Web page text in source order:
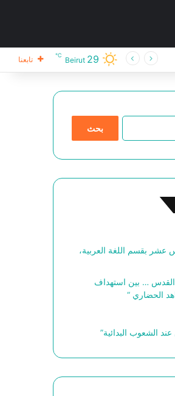
Beirut 29
℃ تابعنا
ا
ح
عشر بقسم اللغة العربية،
… بين استهداف
الحضاري “
الشعوب البدائية”